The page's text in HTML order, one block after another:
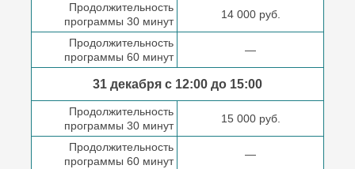
Продолжительность
программы 30 минут
14 000 руб.
Продолжительность
программы 60 минут
—
31 декабря с 12:00 до 15:00
Продолжительность
программы 30 минут
15 000 руб.
Продолжительность
программы 60 минут
—